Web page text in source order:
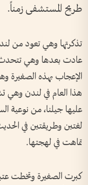
طريح المستشفى زمناً.
تذكرتها وهي تعود من
عادت بعدها وهي تتحدث
الإعجاب بهذه الصغيرة
هذا العام في لندن وهي
عليها جيلنا، من نوعية
لغتين وطريقتين في
تماهت في لهجتها.
كبرت الصغيرة وتخطت